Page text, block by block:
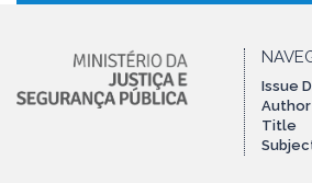
Issue
Author
Title